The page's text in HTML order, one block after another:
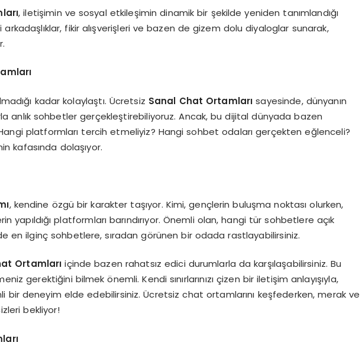
, iletişimin ve sosyal etkileşimin dinamik bir şekilde yeniden tanımlandığı
arkadaşlıklar, fikir alışverişleri ve bazen de gizem dolu diyaloglar sunarak,
kadar kolaylaştı. Ücretsiz Sanal Chat Ortamları sayesinde, dünyanın
anlık sohbetler gerçekleştirebiliyoruz. Ancak, bu dijital dünyada bazen
platformları tercih etmeliyiz? Hangi sohbet odaları gerçekten eğlenceli?
kafasında dolaşıyor.
, kendine özgü bir karakter taşıyor. Kimi, gençlerin buluşma noktası olurken,
yapıldığı platformları barındırıyor. Önemli olan, hangi tür sohbetlere açık
en ilginç sohbetlere, sıradan görünen bir odada rastlayabilirsiniz.
Ortamları içinde bazen rahatsız edici durumlarla da karşılaşabilirsiniz. Bu
gerektiğini bilmek önemli. Kendi sınırlarınızı çizen bir iletişim anlayışıyla,
bir deneyim elde edebilirsiniz. Ücretsiz chat ortamlarını keşfederken, merak ve
bekliyor!